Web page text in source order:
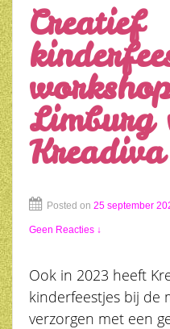
Creatief
Limburg
Posted on 25 september
Geen Reacties ↓
Ook in 2023 heeft
kinderfeestjes bij de
verzorgen met een